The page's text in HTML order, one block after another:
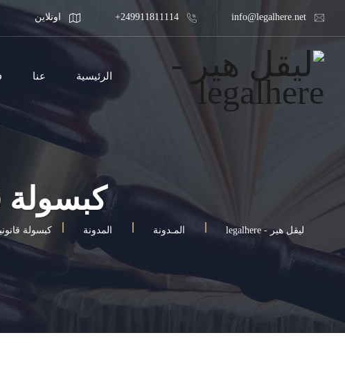
info@legalhere.net
249911811114+ اونلاين
الرئيسية عنا
كبسولة
ليقل هير - legalhere المـدونة المدونة كبسولة